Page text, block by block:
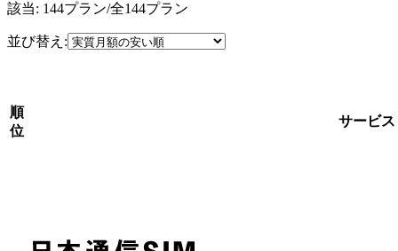
該当: 144プラン/全144プラン
並び替え:
順
位
サービ